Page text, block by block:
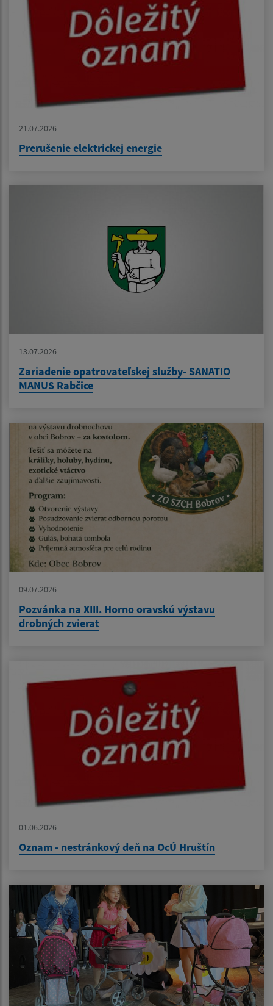
21.07.2026
Prerušenie elektrickej energie
13.07.2026
Zariadenie opatrovateľskej služby- SANATIO
MANUS Rabčice
09.07.2026
Pozvánka na XIII. Horno oravskú výstavu
drobných zvierat
01.06.2026
Oznam - nestránkový deň na OcÚ Hruštín